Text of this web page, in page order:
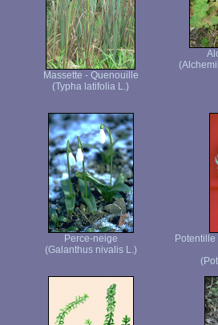
Massette - Quenouille
(Typha latifolia L.)
Perce-neige
(Galanthus nivalis L.)